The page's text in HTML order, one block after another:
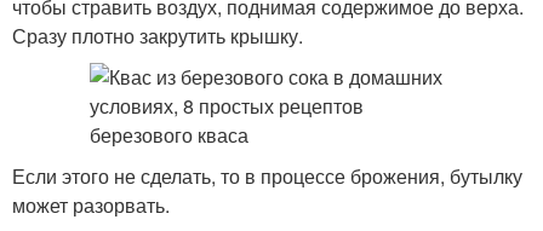
чтобы стравить воздух, поднимая содержимое до верха.
Сразу плотно закрутить крышку.
Если этого не сделать, то в процессе брожения, бутылку
может разорвать.